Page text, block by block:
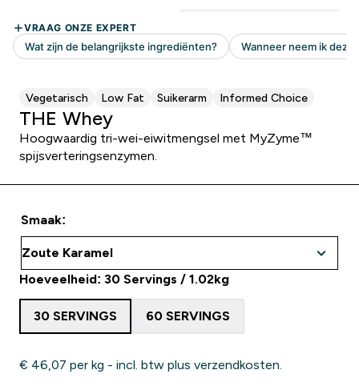
Vegetarisch Low Fat Suikerarm Informed Choice
THE Whey
Hoogwaardig tri-wei-eiwitmengsel met MyZyme™
spijsverteringsenzymen.
Smaak:
Hoeveelheid: 30 Servings / 1.02kg
30 SERVINGS 60 SERVINGS
€ 46,07‎ per kg - incl. btw plus verzendkosten.